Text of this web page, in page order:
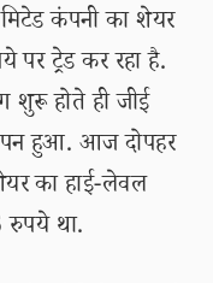
कंपनी का शेयर
ट्रेड कर रहा है.
शुरू होते ही जीई
हुआ. आज दोपहर
का हाई-लेवल
था.